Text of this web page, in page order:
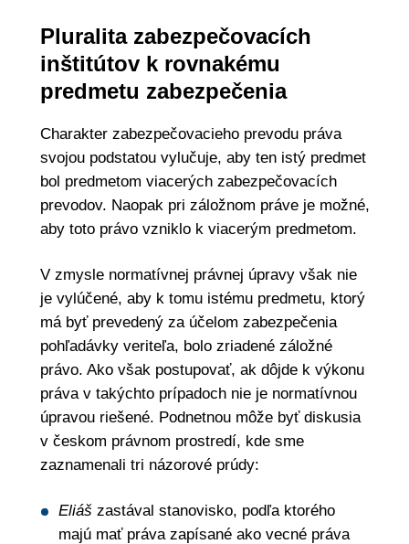
Pluralita zabezpečovacích
inštitútov k rovnakému
predmetu zabezpečenia
Charakter zabezpečovacieho prevodu práva
svojou podstatou vylučuje, aby ten istý predmet
bol predmetom viacerých zabezpečovacích
prevodov. Naopak pri záložnom práve je možné,
aby toto právo vzniklo k viacerým predmetom.
V zmysle normatívnej právnej úpravy však nie
je vylúčené, aby k tomu istému predmetu, ktorý
má byť prevedený za účelom zabezpečenia
pohľadávky veriteľa, bolo zriadené záložné
právo. Ako však postupovať, ak dôjde k výkonu
práva v takýchto prípadoch nie je normatívnou
úpravou riešené. Podnetnou môže byť diskusia
v českom právnom prostredí, kde sme
zaznamenali tri názorové prúdy:
Eliáš zastával stanovisko, podľa ktorého
majú mať práva zapísané ako vecné práva